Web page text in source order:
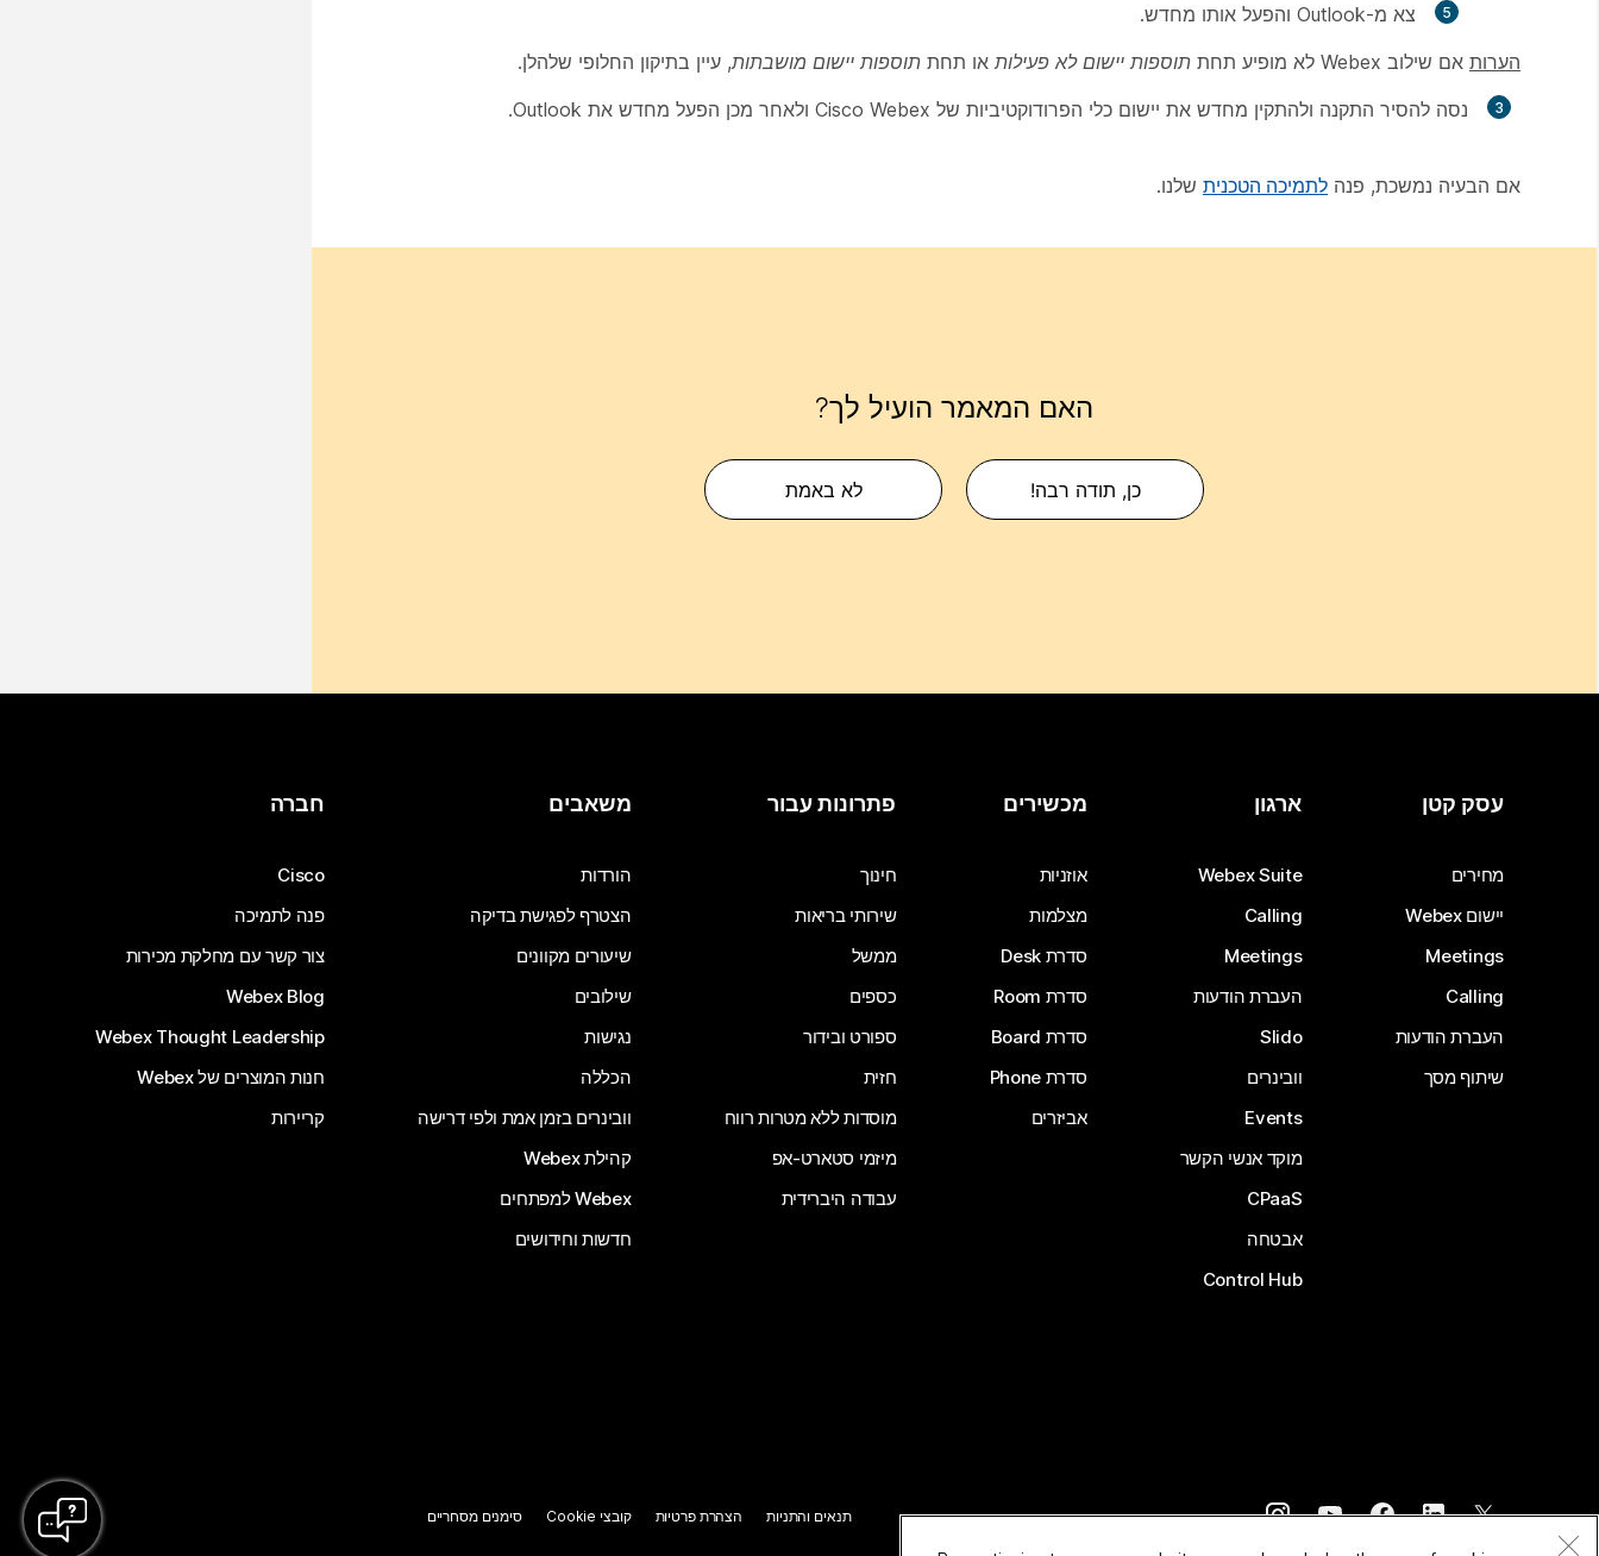
צא מ-Outlook והפעל אותו מחדש.
הערות אם שילוב Webex לא מופיע תחת תוספות יישום לא פעילות או תחת תוספות יישום מושבתות, עיין בתיקון החלופי שלהלן.
נסה להסיר התקנה ולהתקין מחדש את יישום כלי הפרודוקטיביות של Cisco Webex ולאחר מכן הפעל מחדש את Outlook.
אם הבעיה נמשכת, פנה לתמיכה הטכנית שלנו.
האם המאמר הועיל לך?
כן, תודה רבה! לא באמת
עסק קטן
מחירים
יישום Webex
Meetings
Calling
העברת הודעות
שיתוף מסך
ארגון
Webex Suite
Calling
Meetings
העברת הודעות
Slido
וובינרים
Events
מוקד אנשי הקשר
CPaaS
אבטחה
Control Hub
מכשירים
אוזניות
מצלמות
סדרת Desk
סדרת Room
סדרת Board
סדרת Phone
אביזרים
פתרונות עבור
חינוך
שירותי בריאות
ממשל
כספים
ספורט ובידור
חזית
מוסדות ללא מטרות רווח
מיזמי סטארט-אפ
עבודה היברידית
משאבים
הורדות
הצטרף לפגישת בדיקה
שיעורים מקוונים
שילובים
נגישות
הכללה
וובינרים בזמן אמת ולפי דרישה
קהילת Webex
Webex למפתחים
חדשות וחידושים
חברה
Cisco
פנה לתמיכה
צור קשר עם מחלקת מכירות
Webex Blog
Webex Thought Leadership
חנות המוצרים של Webex
קריירות
2026Cisco ו/או החברות המשויכות לה. כל הזכויות שמורות.
תנאים והתניות הצהרת פרטיות קובצי Cookie סימנים מסחריים